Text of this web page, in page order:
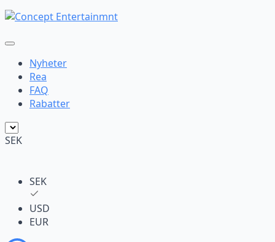
Nyheter
Rea
FAQ
Rabatter
SEK
SEK
USD
EUR